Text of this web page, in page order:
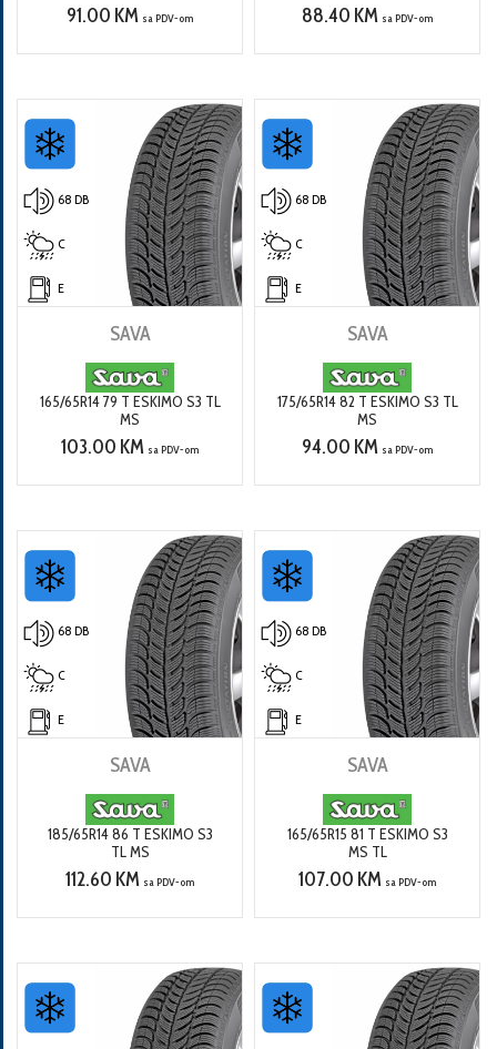
91.00 KM sa PDV-om 88.40 KM sa PDV-om
68 DB
C
E
SAVA
165/65R14 79 T ESKIMO S3 TL
MS
103.00 KM sa PDV-om
68 DB
C
E
SAVA
175/65R14 82 T ESKIMO S3 TL
MS
94.00 KM sa PDV-om
68 DB
C
E
SAVA
185/65R14 86 T ESKIMO S3
TL MS
112.60 KM sa PDV-om
68 DB
C
E
SAVA
165/65R15 81 T ESKIMO S3
MS TL
107.00 KM sa PDV-om